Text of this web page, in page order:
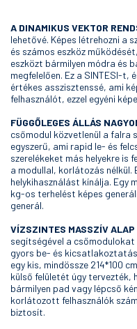
A DINAMIKUS VEKTOR
lehetővé. Képes létrehozni a
és számos eszköz
eszközt bármilyen módra és
megfelelően. Ez a SINTESI-t,
értékes asszisztenssé, ami
felhasználót, ezzel egyéni
FÜGGŐLEGES ÁLLÁS
csőmodul közvetlenül a falra
egyszerű, ami rapid le- és
szerelékeket más helyekre is
a modullal, korlátozás nélkül.
helykihasználást kínálja. Egy
kg-os terhelést képes
generál.
VÍZSZINTES MASSZÍV ALAP
segítségével a
gyors be- és
egy kis, mindössze 214*100
külső felületét úgy tervezték,
bármilyen pad vagy lépcső
korlátozott felhasználók
biztosít.